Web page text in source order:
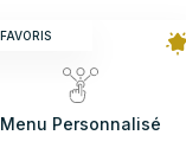
FAVORIS
Menu Personnalisé